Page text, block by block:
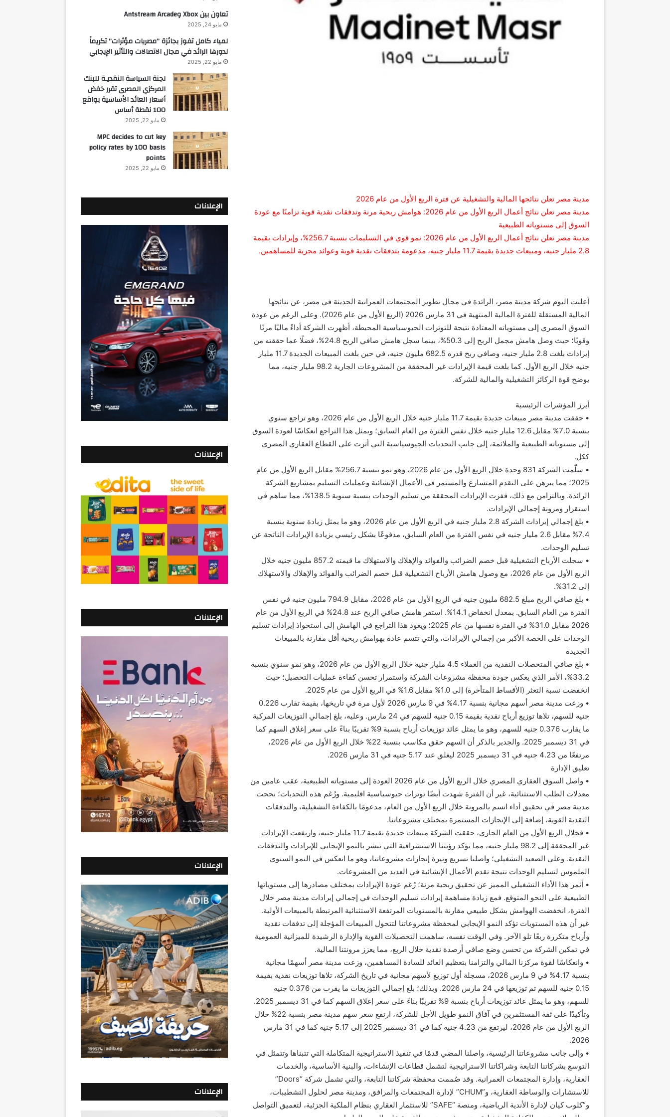
مدينة مصر تعلن نتائجها المالية والتشغيلية عن فترة الربع الأول من عام 2026
مدينة مصر تعلن نتائج أعمال الربع الأول من عام 2026: هوامش ربحية مرنة وتدفقات نقدية قوية تزامنًا مع عودة
السوق إلى مستوياته الطبيعية
مدينة مصر تعلن نتائج أعمال الربع الأول من عام 2026: نمو قوي في التسليمات بنسبة 256.7%، وإيرادات بقيمة
2.8 مليار جنيه، ومبيعات جديدة بقيمة 11.7 مليار جنيه، مدعومة بتدفقات نقدية قوية وعوائد مجزية للمساهمين.
أعلنت اليوم شركة مدينة مصر، الرائدة في مجال تطوير المجتمعات العمرانية الحديثة في مصر، عن نتائجها
المالية المستقلة للفترة المالية المنتهية في 31 مارس 2026 (الربع الأول من عام 2026). وعلى الرغم من عودة
السوق المصري إلى مستوياته المعتادة نتيجة للتوترات الجيوسياسية المحيطة، أظهرت الشركة أداءً ماليًا مرنًا
وقويًا؛ حيث وصل هامش مجمل الربح إلى 50.3%، بينما سجل هامش صافي الربح 24.8%، فضلًا عما حققته من
إيرادات بلغت 2.8 مليار جنيه، وصافي ربح قدره 682.5 مليون جنيه، في حين بلغت المبيعات الجديدة 11.7 مليار
جنيه خلال الربع الأول. كما بلغت قيمة الإيرادات غير المحققة من المشروعات الجارية 98.2 مليار جنيه، مما
يوضح قوة الركائز التشغيلية والمالية للشركة.
أبرز المؤشرات الرئيسية
• حققت مدينة مصر مبيعات جديدة بقيمة 11.7 مليار جنيه خلال الربع الأول من عام 2026، وهو تراجع سنوي
بنسبة 7.0% مقابل 12.6 مليار جنيه خلال نفس الفترة من العام السابق؛ ويمثل هذا التراجع انعكاسًا لعودة السوق
إلى مستوياته الطبيعية والملائمة، إلى جانب التحديات الجيوسياسية التي أثرت على القطاع العقاري المصري
ككل.
• سلّمت الشركة 831 وحدة خلال الربع الأول من عام 2026، وهو نمو بنسبة 256.7% مقابل الربع الأول من عام
2025؛ مما يبرهن على التقدم المتسارع والمستمر في الأعمال الإنشائية وعمليات التسليم بمشاريع الشركة
الرائدة. وبالتزامن مع ذلك، قفزت الإيرادات المحققة من تسليم الوحدات بنسبة سنوية 138.5%، مما ساهم في
استقرار ومرونة إجمالي الإيرادات.
• بلغ إجمالي إيرادات الشركة 2.8 مليار جنيه في الربع الأول من عام 2026، وهو ما يمثل زيادة سنوية بنسبة
7.4% مقابل 2.6 مليار جنيه في نفس الفترة من العام السابق، مدفوعًا بشكل رئيسي بزيادة الإيرادات الناتجة عن
تسليم الوحدات.
• سجلت الأرباح التشغيلية قبل خصم الضرائب والفوائد والإهلاك والاستهلاك ما قيمته 857.2 مليون جنيه خلال
الربع الأول من عام 2026، مع وصول هامش الأرباح التشغيلية قبل خصم الضرائب والفوائد والإهلاك والاستهلاك
إلى 31.2%.
• بلغ صافي الربح مبلغ 682.5 مليون جنيه في الربع الأول من عام 2026، مقابل 794.9 مليون جنيه في نفس
الفترة من العام السابق. بمعدل انخفاض 14.1%. استقر هامش صافي الربح عند 24.8% في الربع الأول من عام
2026 مقابل 31.0% في الفترة نفسها من عام 2025؛ ويعود هذا التراجع في الهامش إلى استحواذ إيرادات تسليم
الوحدات على الحصة الأكبر من إجمالي الإيرادات، والتي تتسم عادة بهوامش ربحية أقل مقارنة بالمبيعات
الجديدة
• بلغ صافي المتحصلات النقدية من العملاء 4.5 مليار جنيه خلال الربع الأول من عام 2026، وهو نمو سنوي بنسبة
33.2%، الأمر الذي يعكس جودة محفظة مشروعات الشركة واستمرار تحسن كفاءة عمليات التحصيل؛ حيث
انخفضت نسبة التعثر (الأقساط المتأخرة) إلى 1.0% مقابل 1.6% في الربع الأول من عام 2025.
• وزعت مدينة مصر أسهم مجانية بنسبة 4.17% في 9 مارس 2026 لأول مرة في تاريخها، بقيمة تقارب 0.226
جنيه للسهم، تلاها توزيع أرباح نقدية بقيمة 0.15 جنيه للسهم في 24 مارس. وعليه، بلغ إجمالي التوزيعات المركبة
ما يقارب 0.376 جنيه للسهم، وهو ما يمثل عائد توزيعات أرباح بنسبة 9% تقريبًا بناءً على سعر إغلاق السهم كما
في 31 ديسمبر 2025. والجدير بالذكر أن السهم حقق مكاسب بنسبة 22% خلال الربع الأول من عام 2026،
مرتفعًا من 4.23 جنيه في 31 ديسمبر 2025 ليغلق عند 5.17 جنيه في 31 مارس 2026.
تعليق الإدارة
• واصل السوق العقاري المصري خلال الربع الأول من عام 2026 العودة إلى مستوياته الطبيعية، عقب عامين من
معدلات الطلب الاستثنائية، غير أن الفترة شهدت أيضًا توترات جيوسياسية اقليمية. ورُغم هذه التحديات؛ نجحت
مدينة مصر في تحقيق أداء اتسم بالمرونة خلال الربع الأول من العام، مدعومًا بالكفاءة التشغيلية، والتدفقات
النقدية القوية، إضافة إلى الإنجازات المستمرة بمختلف مشروعاتنا.
• فخلال الربع الأول من العام الجاري، حققت الشركة مبيعات جديدة بقيمة 11.7 مليار جنيه، وارتفعت الإيرادات
غير المحققة إلى 98.2 مليار جنيه، مما يؤكد رؤيتنا الاستشرافية التي تبشر بالنمو الإيجابي للإيرادات والتدفقات
النقدية. وعلى الصعيد التشغيلي؛ واصلنا تسريع وتيرة إنجازات مشروعاتنا، وهو ما انعكس في النمو السنوي
الملموس لتسليم الوحدات نتيجة تقدم الأعمال الإنشائية في العديد من المشروعات.
• أثمر هذا الأداء التشغيلي المميز عن تحقيق ربحية مرنة؛ رُغم عودة الإيرادات بمختلف مصادرها إلى مستوياتها
الطبيعية على النحو المتوقع. فمع زيادة مساهمة إيرادات تسليم الوحدات في إجمالي إيرادات مدينة مصر خلال
الفترة، انخفضت الهوامش بشكل طبيعي مقارنة بالمستويات المرتفعة الاستثنائية المرتبطة بالمبيعات الأولية.
غير أن هذه المستويات تؤكد النمو الإيجابي لمحفظة مشروعاتنا لتتحول المبيعات المؤجلة إلى تدفقات نقدية
وأرباح متكررة ربعًا تلو الآخر. وفي الوقت نفسه، ساهمت التحصيلات القوية والإدارة الرشيدة للميزانية العمومية
في تمكين الشركة من تحسن وضع صافي أرصدة نقدية خلال الربع، مما يعزز مرونتنا المالية.
• وانعكاسًا لقوة مركزنا المالي والتزامنا بتعظيم العائد للسادة المساهمين، وزعت مدينة مصر أسهمًا مجانية
بنسبة 4.17% في 9 مارس 2026، مسجلة أول توزيع لأسهم مجانية في تاريخ الشركة، تلاها توزيعات نقدية بقيمة
0.15 جنيه للسهم تم توزيعها في 24 مارس 2026. وبذلك؛ بلغ إجمالي التوزيعات ما يقرب من 0.376 جنيه
للسهم، وهو ما يمثل عائد توزيعات أرباح بنسبة 9% تقريبًا بناءً على سعر إغلاق السهم كما في 31 ديسمبر 2025.
وتأكيدًا على ثقة المستثمرين في آفاق النمو طويل الأجل للشركة، ارتفع سعر سهم مدينة مصر بنسبة 22% خلال
الربع الأول من عام 2026، ليرتفع من 4.23 جنيه كما في 31 ديسمبر 2025 إلى 5.17 جنيه كما في 31 مارس
2026.
• وإلى جانب مشروعاتنا الرئيسية، واصلنا المضي قدمًا في تنفيذ الاستراتيجية المتكاملة التي تتبناها وتتمثل في
التوسع بشركاتنا التابعة وشراكاتنا الاستراتيجية لتشمل قطاعات الإنشاءات، والبنية الأساسية، والخدمات
العقارية، وإدارة المجتمعات العمرانية. وقد صُممت محفظة شركاتنا التابعة، والتي تشمل شركة “Doors”
للاستشارات والوساطة العقارية، و”CHUM” لإدارة المجتمعات والمرافق، ومدينة مصر لحلول التشطيبات،
و”كلوب كيان لإدارة الأندية الرياضية، ومنصة “SAFE” للاستثمار العقاري بنظام الملكية الجزئية، لتعميق التواصل
تعاون بين Xbox وAntstream Arcade
مايو 24, 2025
لمياء كامل تفوز بجائزة “مصريات مؤثرات” تكريماً
لدورها الرائد في مجال الاتصالات والتأثير الإيجابي
مايو 22, 2025
لجنة السياسة النقديـة للبنك
المركزي المصرى تقرر خفض
أسعار العائد الأساسية بواقع
100 نقطة أساس
مايو 22, 2025
MPC decides to cut key
policy rates by 100 basis
points
مايو 22, 2025
الإعلانات
الإعلانات
الإعلانات
الإعلانات
الإعلانات